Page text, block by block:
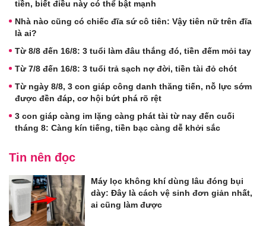
tiền, biết điều này có thể bật mạnh
Nhà nào cũng có chiếc đĩa sứ cô tiên: Vậy tiên nữ trên đĩa
là ai?
Từ 8/8 đến 16/8: 3 tuổi làm đâu thắng đó, tiền đếm mỏi tay
Từ 7/8 đến 16/8: 3 tuổi trả sạch nợ đời, tiền tài đỏ chót
Từ ngày 8/8, 3 con giáp công danh thăng tiến, nỗ lực sớm
được đền đáp, cơ hội bứt phá rõ rệt
3 con giáp càng im lặng càng phát tài từ nay đến cuối
tháng 8: Càng kín tiếng, tiền bạc càng dễ khởi sắc
Tin nên đọc
Máy lọc không khí dùng lâu đóng bụi
dày: Đây là cách vệ sinh đơn giản nhất,
ai cũng làm được